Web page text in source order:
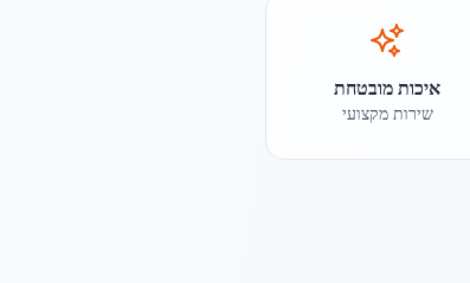
איכות מובטחת
שירות מקצועי